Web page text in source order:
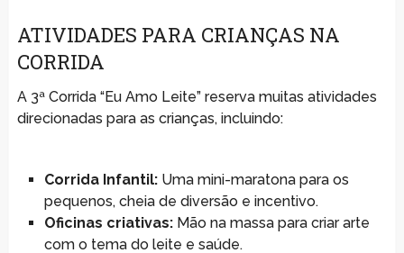
ATIVIDADES PARA CRIANÇAS NA
CORRIDA
A 3ª Corrida “Eu Amo Leite” reserva muitas atividades
direcionadas para as crianças, incluindo:
Corrida Infantil:Uma mini-maratona para os
pequenos, cheia de diversão e incentivo.
Oficinas criativas:Mão na massa para criar arte
com o tema do leite e saúde.